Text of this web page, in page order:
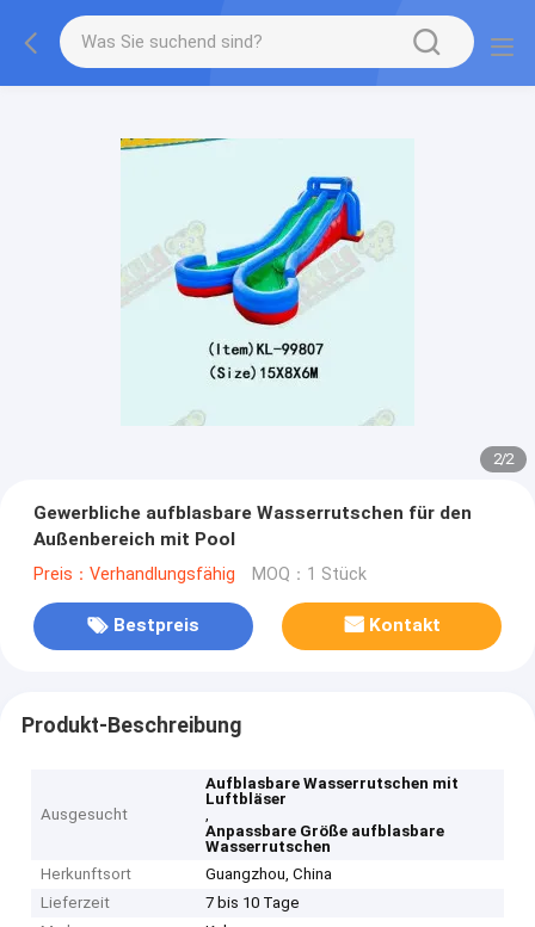
2/2
Gewerbliche aufblasbare Wasserrutschen für den
Außenbereich mit Pool
Preis：Verhandlungsfähig MOQ：1 Stück
Bestpreis Kontakt
Produkt-Beschreibung
Ausgesucht
Aufblasbare Wasserrutschen mit
Luftbläser
,
Anpassbare Größe aufblasbare
Wasserrutschen
Herkunftsort
Guangzhou, China
Lieferzeit
7 bis 10 Tage